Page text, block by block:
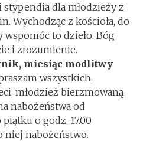
stypendia dla młodzieży z
Wychodząc z kościoła, do
to dzieło. Bóg
i zrozumienie.
miesiąc modlitwy
wszystkich,
młodzież bierzmowaną
nabożeństwa od
o godz. 17.00
niej nabożeństwo.